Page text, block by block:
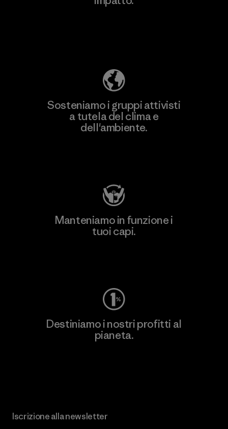
Sosteniamo i gruppi attivisti
a tutela del clima e
dell'ambiente.
Manteniamo in funzione i
tuoi capi.
Destiniamo i nostri profitti al
pianeta.
Iscrizione alla newsletter